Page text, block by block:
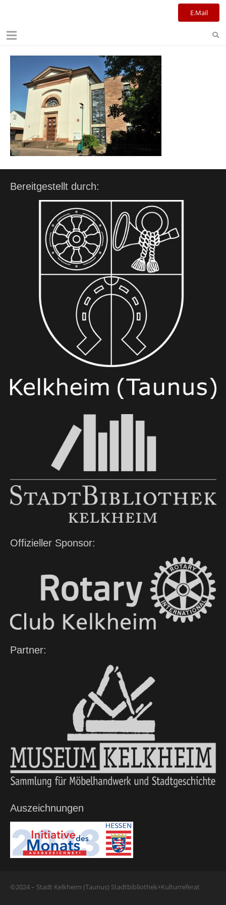
E.Mail
Bereitgestellt durch:
Offizieller Sponsor:
Partner:
Auszeichnungen
©2024 – Stadt Kelkheim (Taunus) Stadtbibliothek+Kulturreferat